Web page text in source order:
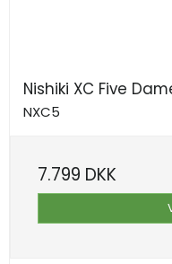
Nishiki XC Five
NXC5
7.799 DKK